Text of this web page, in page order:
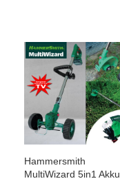
Hammersmith
MultiWizard 5in1 Akku